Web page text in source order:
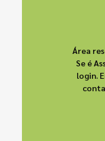
Área
Se é
login.